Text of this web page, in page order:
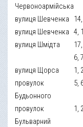
Червоноармійська
вулиця Шевченка
вулиця Шевченка 4,
вулиця Шмідта
6,
вулиця Щорса
1,
провулок
Будьонного
5,
провулок
Бульварний
1,